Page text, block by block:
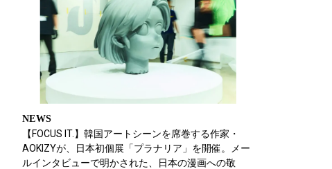
NEWS
【FOCUS IT.】韓国アートシーンを席巻する作家・
AOKIZYが、日本初個展「プラナリア」を開催。メー
ルインタビューで明かされた、日本の漫画への敬